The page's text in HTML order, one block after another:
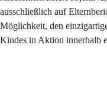
ausschließlich auf
Möglichkeit, den
Kindes in Aktion innerhalb